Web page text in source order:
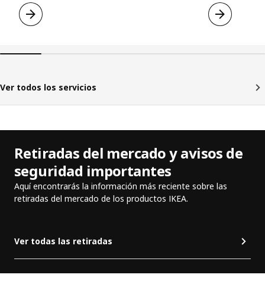
Ver todos los servicios
Retiradas del mercado y avisos de
seguridad importantes
Aquí encontrarás la información más reciente sobre las
retiradas del mercado de los productos IKEA.
Ver todas las retiradas